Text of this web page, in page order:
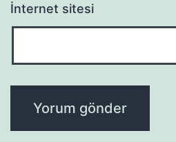
İnternet sitesi